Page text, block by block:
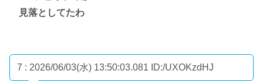
見落としてたわ
7 : 2026/06/03(水) 13:50:03.081 ID:/UXOKzdHJ